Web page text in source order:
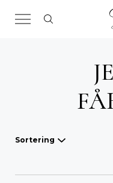
Sortering
Våra favoriter